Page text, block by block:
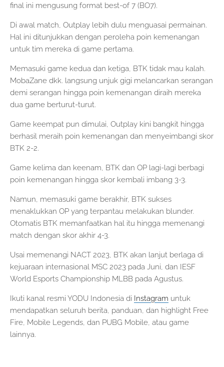
final ini mengusung format best-of 7 (BO7).
Di awal match, Outplay lebih dulu menguasai permainan.
Hal ini ditunjukkan dengan peroleha poin kemenangan
untuk tim mereka di game pertama.
Memasuki game kedua dan ketiga, BTK tidak mau kalah.
MobaZane dkk. langsung unjuk gigi melancarkan serangan
demi serangan hingga poin kemenangan diraih mereka
dua game berturut-turut.
Game keempat pun dimulai, Outplay kini bangkit hingga
berhasil meraih poin kemenangan dan menyeimbangi skor
BTK 2-2.
Game kelima dan keenam, BTK dan OP lagi-lagi berbagi
poin kemenangan hingga skor kembali imbang 3-3.
Namun, memasuki game berakhir, BTK sukses
menaklukkan OP yang terpantau melakukan blunder.
Otomatis BTK memanfaatkan hal itu hingga memenangi
match dengan skor akhir 4-3.
Usai memenangi NACT 2023, BTK akan lanjut berlaga di
kejuaraan internasional MSC 2023 pada Juni, dan IESF
World Esports Championship MLBB pada Agustus.
Ikuti kanal resmi YODU Indonesia di Instagram untuk
mendapatkan seluruh berita, panduan, dan highlight Free
Fire, Mobile Legends, dan PUBG Mobile, atau game
lainnya.